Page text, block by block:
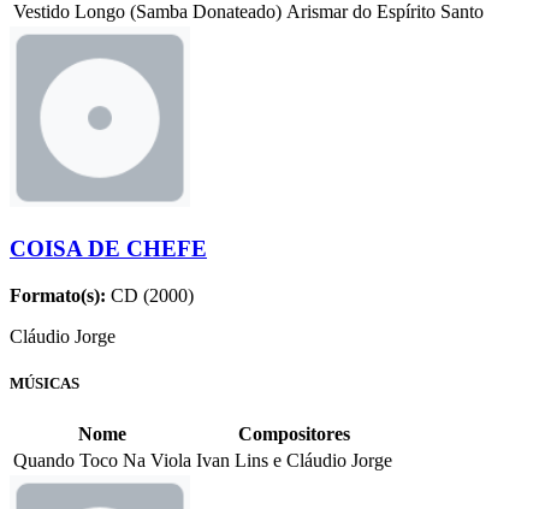
Vestido Longo (Samba Donateado) Arismar do Espírito Santo
COISA DE CHEFE
Formato(s): CD (2000)
Cláudio Jorge
MÚSICAS
Nome
Compositores
Quando Toco Na Viola Ivan Lins e Cláudio Jorge